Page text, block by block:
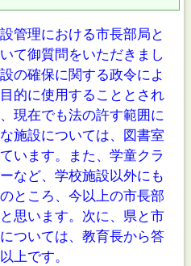
管理における市長部局と
て御質問をいただきまし
の確保に関する政令によ
的に使用することとされ
現在でも法の許す範囲に
施設については、図書室
います。また、学童クラ
など、学校施設以外にも
ところ、今以上の市長部
思います。次に、県と市
ついては、教育長から答
上です。